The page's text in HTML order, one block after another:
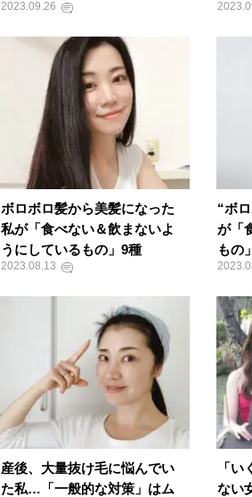
2023.09.26
ボロボロ髪から美髪になった
私が「食べない＆飲まないよ
うにしているもの」9種
2023.08.13
“ボ
が「
もの
産後、大量抜け毛に悩んでい
た私…「一般的な対策」はム
「
ない